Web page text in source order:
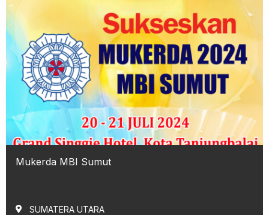
Mukerda MBI Sumut
SUMATERA UTARA